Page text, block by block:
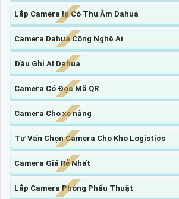
Lắp Camera Ip Có Thu Âm Dahua
Camera Dahua Công Nghệ Ai
Đầu Ghi AI Dahua
Camera Có Đọc Mã QR
Camera Cho xe nâng
Tư Vấn Chọn Camera Cho Kho Logistics
Camera Giá Rẻ Nhất
Lắp Camera Phòng Phẩu Thuật